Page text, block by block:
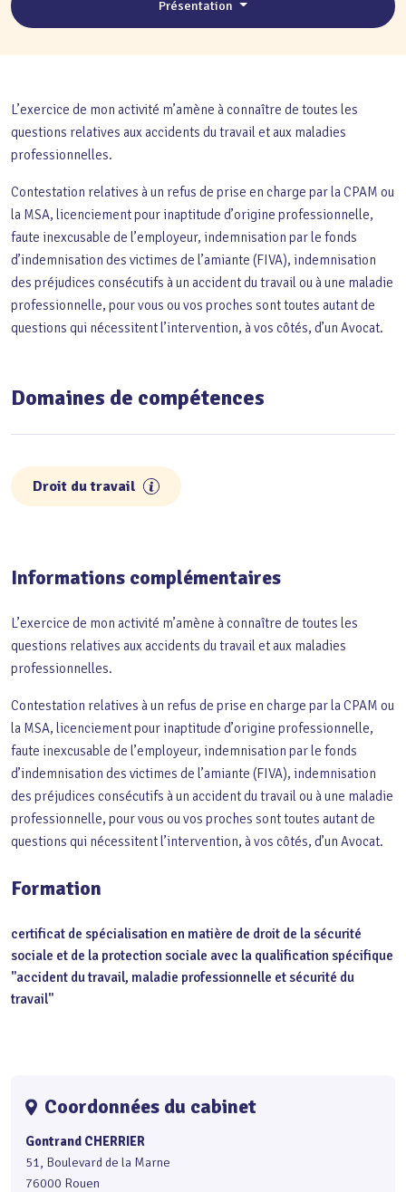
Présentation
L’exercice de mon activité m’amène à connaître de toutes les
questions relatives aux accidents du travail et aux maladies
professionnelles.
Contestation relatives à un refus de prise en charge par la CPAM ou
la MSA, licenciement pour inaptitude d’origine professionnelle,
faute inexcusable de l’employeur, indemnisation par le fonds
d’indemnisation des victimes de l’amiante (FIVA), indemnisation
des préjudices consécutifs à un accident du travail ou à une maladie
professionnelle, pour vous ou vos proches sont toutes autant de
questions qui nécessitent l’intervention, à vos côtés, d’un Avocat.
Domaines de compétences
Droit du travail
Informations complémentaires
L’exercice de mon activité m’amène à connaître de toutes les
questions relatives aux accidents du travail et aux maladies
professionnelles.
Contestation relatives à un refus de prise en charge par la CPAM ou
la MSA, licenciement pour inaptitude d’origine professionnelle,
faute inexcusable de l’employeur, indemnisation par le fonds
d’indemnisation des victimes de l’amiante (FIVA), indemnisation
des préjudices consécutifs à un accident du travail ou à une maladie
professionnelle, pour vous ou vos proches sont toutes autant de
questions qui nécessitent l’intervention, à vos côtés, d’un Avocat.
Formation
certificat de spécialisation en matière de droit de la sécurité
sociale et de la protection sociale avec la qualification spécifique
"accident du travail, maladie professionnelle et sécurité du
travail"
Coordonnées du cabinet
Gontrand CHERRIER
51, Boulevard de la Marne
76000 Rouen